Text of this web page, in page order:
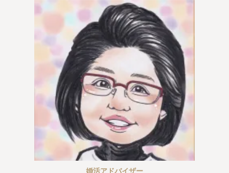
ウィッシュの婚活メソッド ご成婚までの流れ
親御様から始める婚活 プラチナ倶楽部
ウィッシュブログ
婚活アドバイザー